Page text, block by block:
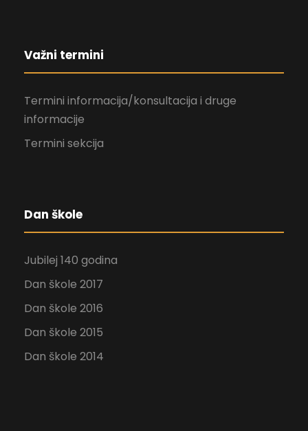
Važni termini
Termini informacija/konsultacija i druge
informacije
Termini sekcija
Dan škole
Jubilej 140 godina
Dan škole 2017
Dan škole 2016
Dan škole 2015
Dan škole 2014